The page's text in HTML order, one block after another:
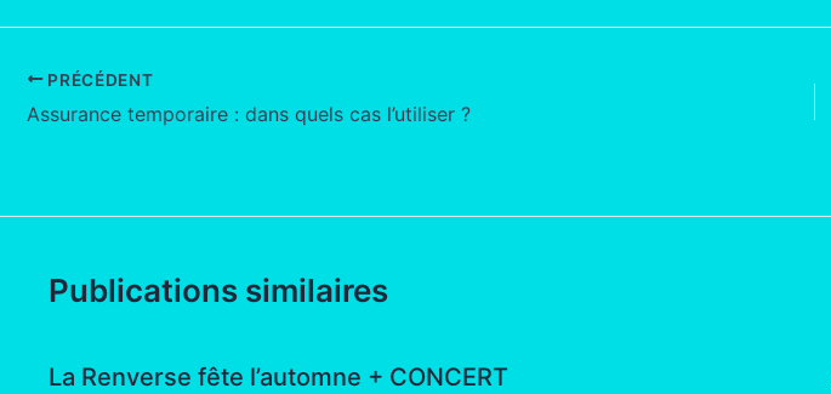
PRÉCÉDENT
Assurance temporaire : dans quels cas l’utiliser ?
Publications similaires
La Renverse fête l’automne + CONCERT